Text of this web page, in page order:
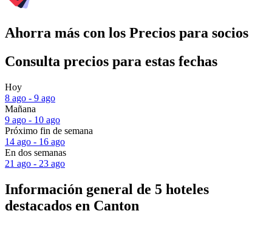
Ahorra más con los Precios para socios
Consulta precios para estas fechas
Hoy
8 ago - 9 ago
Mañana
9 ago - 10 ago
Próximo fin de semana
14 ago - 16 ago
En dos semanas
21 ago - 23 ago
Información general de 5 hoteles
destacados en Canton